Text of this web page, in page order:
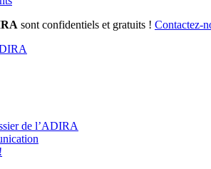
sont confidentiels et gratuits ! Contactez-
de l’ADIRA